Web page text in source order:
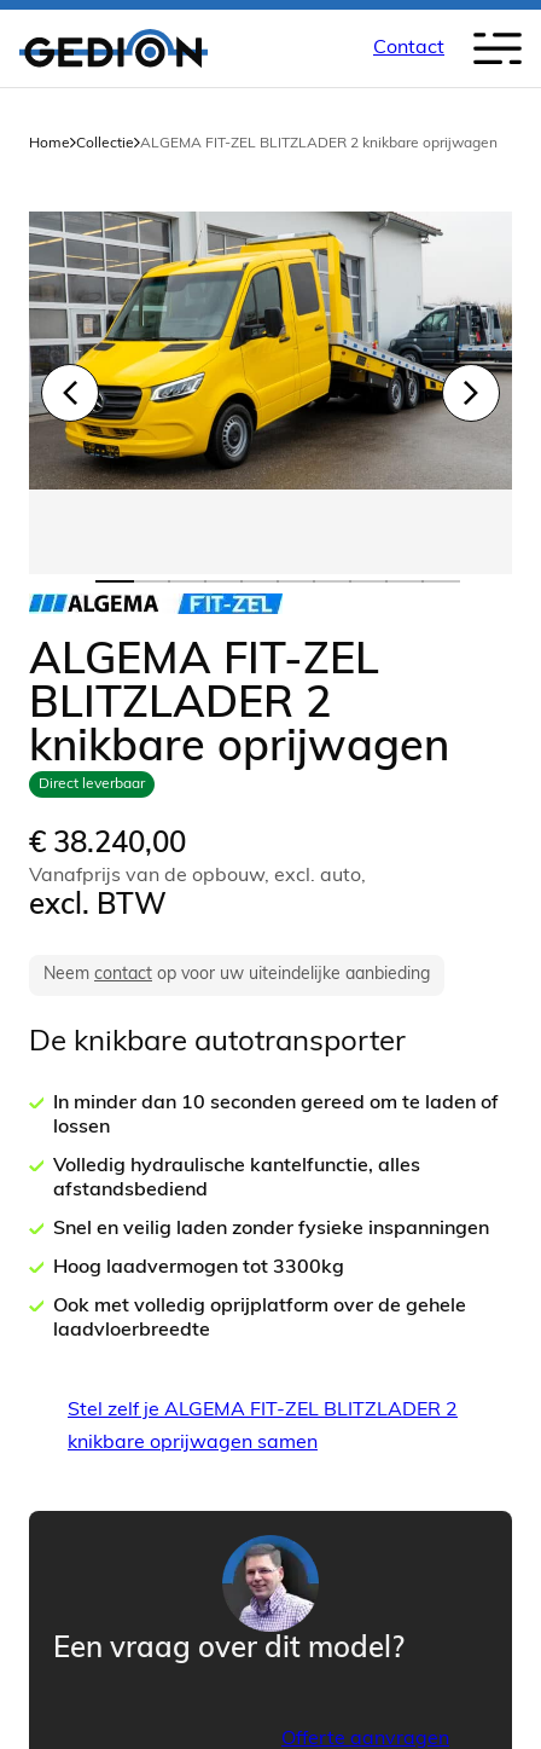
Contact
Home Collectie ALGEMA FIT-ZEL BLITZLADER 2 knikbare oprijwagen
ALGEMA FIT-ZEL
BLITZLADER 2
knikbare oprijwagen
Direct leverbaar
€ 38.240,00
Vanafprijs van de opbouw, excl. auto,
excl. BTW
Neem contact op voor uw uiteindelijke aanbieding
De knikbare autotransporter
In minder dan 10 seconden gereed om te laden of
lossen
Volledig hydraulische kantelfunctie, alles
afstandsbediend
Snel en veilig laden zonder fysieke inspanningen
Hoog laadvermogen tot 3300kg
Ook met volledig oprijplatform over de gehele
laadvloerbreedte
Stel zelf je ALGEMA FIT-ZEL BLITZLADER 2
knikbare oprijwagen samen
Een vraag over dit model?
Offerte aanvragen